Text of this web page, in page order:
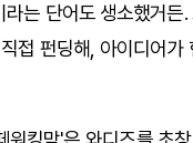
는 단어도 생소했거
접 펀딩해, 아이디어